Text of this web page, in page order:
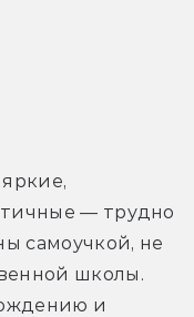
— трудно
самоучкой, не
школы.
и